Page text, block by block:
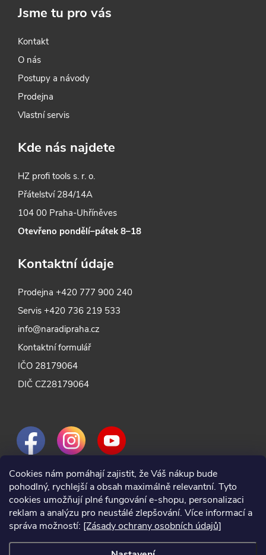
Cookies nám pomáhají zajistit, že Váš nákup bude
pohodlný, rychlejší a obsah maximálně relevantní. Tyto
cookies umožňují plné fungování e-shopu, personalizaci
reklam a analýzu pro neustálé zlepšování. Více informací a
správa možností: [Zásady ochrany osobních údajů]
Jsme tu pro vás
Kontakt
O nás
Postupy a návody
Prodejna
Vlastní servis
Kde nás najdete
HZ profi tools s. r. o.
Přátelství 284/14A
104 00 Praha-Uhříněves
Otevřeno pondělí–pátek 8–18
Kontaktní údaje
Prodejna+420 777 900 240
Servis+420 736 219 533
info@naradipraha.cz
Kontaktní formulář
IČO 28179064
DIČ CZ28179064